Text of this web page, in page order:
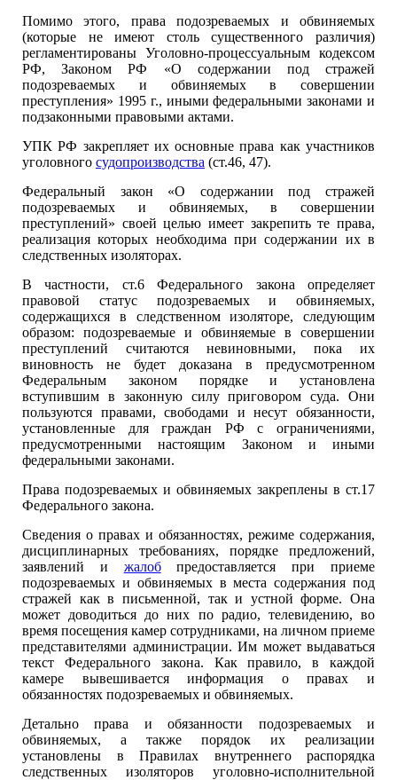
Помимо этого, права подозреваемых и обвиняемых
(которые не имеют столь существенного различия)
регламентированы Уголовно-процессуальным кодексом
РФ, Законом РФ «О содержании под стражей
подозреваемых и обвиняемых в совершении
преступления» 1995 г., иными федеральными законами и
подзаконными правовыми актами.
УПК РФ закрепляет их основные права как участников
уголовного судопроизводства (ст.46, 47).
Федеральный закон «О содержании под стражей
подозреваемых и обвиняемых, в совершении
преступлений» своей целью имеет закрепить те права,
реализация которых необходима при содержании их в
следственных изоляторах.
В частности, ст.6 Федерального закона определяет
правовой статус подозреваемых и обвиняемых,
содержащихся в следственном изоляторе, следующим
образом: подозреваемые и обвиняемые в совершении
преступлений считаются невиновными, пока их
виновность не будет доказана в предусмотренном
Федеральным законом порядке и установлена
вступившим в законную силу приговором суда. Они
пользуются правами, свободами и несут обязанности,
установленные для граждан РФ с ограничениями,
предусмотренными настоящим Законом и иными
федеральными законами.
Права подозреваемых и обвиняемых закреплены в ст.17
Федерального закона.
Сведения о правах и обязанностях, режиме содержания,
дисциплинарных требованиях, порядке предложений,
заявлений и жалобпредоставляется при приеме
подозреваемых и обвиняемых в места содержания под
стражей как в письменной, так и устной форме. Она
может доводиться до них по радио, телевидению, во
время посещения камер сотрудниками, на личном приеме
представителями администрации. Им может выдаваться
текст Федерального закона. Как правило, в каждой
камере вывешивается информация о правах и
обязанностях подозреваемых и обвиняемых.
Детально права и обязанности подозреваемых и
обвиняемых, а также порядок их реализации
установлены в Правилах внутреннего распорядка
следственных изоляторов уголовно-исполнительной